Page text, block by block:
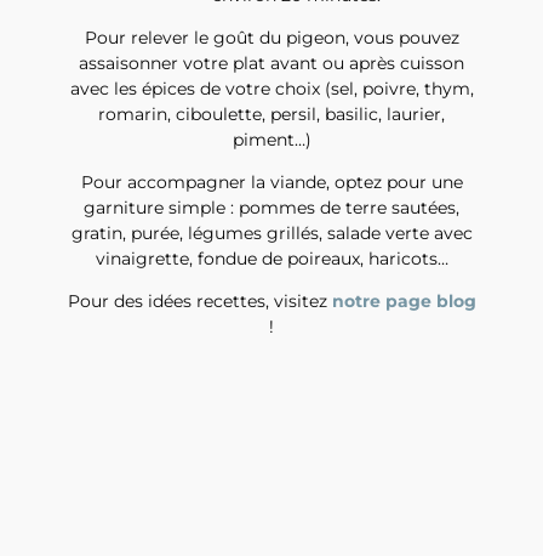
Pour relever le goût du pigeon, vous pouvez
assaisonner votre plat avant ou après cuisson
avec les épices de votre choix (sel, poivre, thym,
romarin, ciboulette, persil, basilic, laurier,
piment…)
Pour accompagner la viande, optez pour une
garniture simple : pommes de terre sautées,
gratin, purée, légumes grillés, salade verte avec
vinaigrette, fondue de poireaux, haricots…
Pour des idées recettes, visitez notre page blog
!